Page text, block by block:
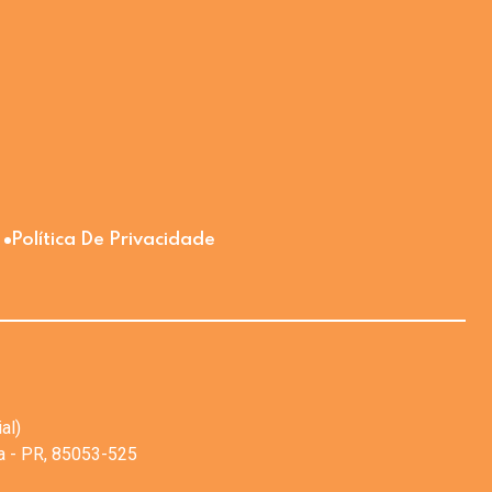
Política De Privacidade
- PR, 85053-525